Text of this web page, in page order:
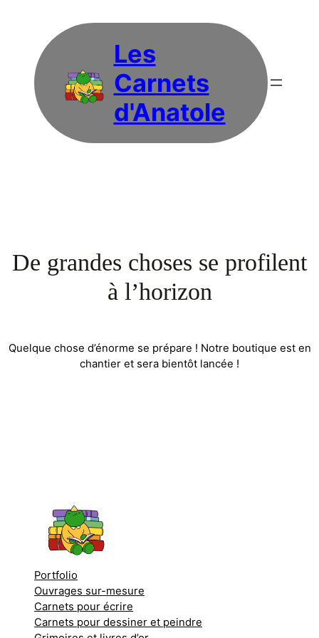
Les
Carnets
d'Anatole
De grandes choses se profilent
à l’horizon
Quelque chose d’énorme se prépare ! Notre boutique est en
chantier et sera bientôt lancée !
Portfolio
Ouvrages sur-mesure
Carnets pour écrire
Carnets pour dessiner et peindre